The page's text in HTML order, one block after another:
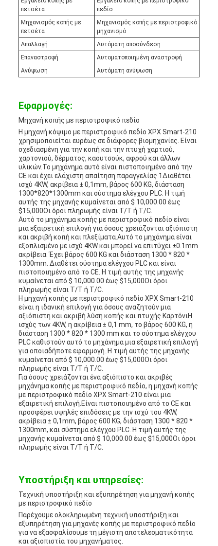
πετσέτα
πεδίο
Μηχανισμός κοπής με
πετσέτα
Μηχανισμός κοπής με περιστροφικό
μηχανισμό
Απαλλαγή
Αυτόματη αποσύνδεση
Επαναστροφή
Αυτοματοποιημένη αναστροφή
Ανύψωση
Αυτόματη ανύψωση
Εφαρμογές:
Μηχανή κοπής με περιστροφικό πεδίο
Η μηχανή κόψιμο με περιστροφικό πεδίο XPX Smart-210
χρησιμοποιείται ευρέως σε διάφορες βιομηχανίες. Είναι
σχεδιασμένη για την κοπή και την πτυχή χαρτιού,
χαρτονιού, δέρματος, καουτσούκ, αφρού και άλλων
υλικών.Το μηχάνημα αυτό είναι πιστοποιημένο από την
CE και έχει ελάχιστη απαίτηση παραγγελίας 1Διαθέτει
ισχύ 4KW, ακρίβεια ± 0,1mm, βάρος 600 KG, διάσταση
1300*820*1300mm και σύστημα ελέγχου PLC. Η τιμή
αυτής της μηχανής κυμαίνεται από $ 10,000.00 έως
$15,000Οι όροι πληρωμής είναι T/T ή T/C.
Αυτό το μηχάνημα κοπής με περιστροφικό πεδίο είναι
μια εξαιρετική επιλογή για όσους χρειάζονται αξιόπιστη
και ακριβή κοπή και πλεξίματα.Αυτό το μηχάνημα είναι
εξοπλισμένο με ισχύ 4KW και μπορεί να επιτύχει ±0.1mm
ακρίβεια. Έχει βάρος 600 KG και διάσταση 1300 * 820 *
1300mm. Διαθέτει σύστημα ελέγχου PLC και είναι
πιστοποιημένο από το CE. Η τιμή αυτής της μηχανής
κυμαίνεται από $ 10,000.00 έως $15,000Οι όροι
πληρωμής είναι T/T ή T/C.
Η μηχανή κοπής με περιστροφικό πεδίο XPX Smart-210
είναι η ιδανική επιλογή για όσους αναζητούν μια
αξιόπιστη και ακριβή λύση κοπής και πτυχής.ΚαρτόνιΗ
ισχύς των 4KW, η ακρίβεια ± 0,1 mm, το βάρος 600 KG, η
διάσταση 1300 * 820 * 1300 mm και το σύστημα ελέγχου
PLC καθιστούν αυτό το μηχάνημα μια εξαιρετική επιλογή
για οποιαδήποτε εφαρμογή..Η τιμή αυτής της μηχανής
κυμαίνεται από $ 10,000.00 έως $15,000Οι όροι
πληρωμής είναι T/T ή T/C.
Για όσους χρειάζονται ένα αξιόπιστο και ακριβές
μηχάνημα κοπής με περιστροφικό πεδίο, η μηχανή κοπής
με περιστροφικό πεδίο XPX Smart-210 είναι μια
εξαιρετική επιλογή.Είναι πιστοποιημένο από το CE και
προσφέρει υψηλές επιδόσεις με την ισχύ του 4KW,
ακρίβεια ± 0,1mm, βάρος 600 KG, διάσταση 1300 * 820 *
1300mm, και σύστημα ελέγχου PLC. Η τιμή αυτής της
μηχανής κυμαίνεται από $ 10,000.00 έως $15,000Οι όροι
πληρωμής είναι T/T ή T/C.
Υποστήριξη και υπηρεσίες:
Τεχνική υποστήριξη και εξυπηρέτηση για μηχανή κοπής
με περιστροφικό πεδίο
Παρέχουμε ολοκληρωμένη τεχνική υποστήριξη και
εξυπηρέτηση για μηχανές κοπής με περιστροφικό πεδίο
για να εξασφαλίσουμε τη μέγιστη αποτελεσματικότητα
και αξιοπιστία του μηχανήματος.